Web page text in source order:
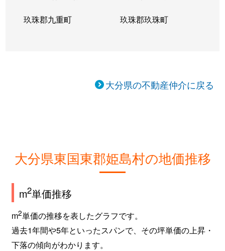
玖珠郡九重町 玖珠郡玖珠町
大分県の不動産仲介に戻る
大分県東国東郡姫島村の地価推移
m2単価推移
m2単価の推移を表したグラフです。
過去1年間や5年といったスパンで、その坪単価の上昇・
下落の傾向がわかります。